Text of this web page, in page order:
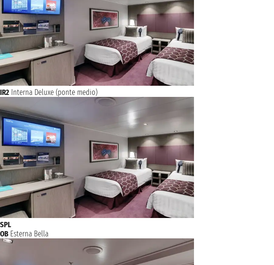
IR2 Interna Deluxe (ponte medio)
SPL
OB Esterna Bella